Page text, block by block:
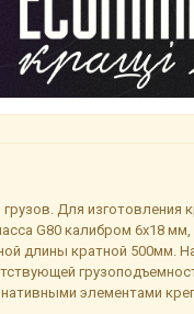
Для изготовления
G80 калибром 6х18 мм,
длины кратной 500мм.
элементами